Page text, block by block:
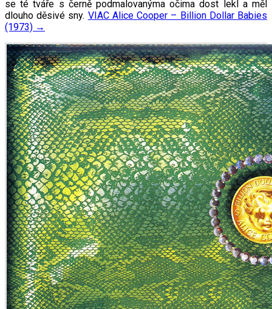
se té tváře s černě podmalovanýma očima dost lekl a měl
dlouho děsivé sny. VIAC Alice Cooper – Billion Dollar Babies
(1973) →